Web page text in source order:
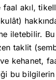
faal akıl,
iletebilir.
taklit
kehanet,
bu